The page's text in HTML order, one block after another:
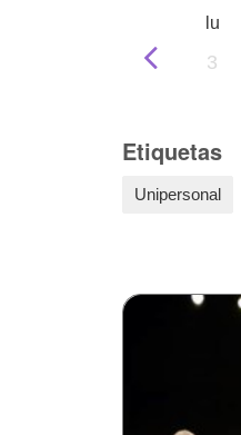
lu
3
Etiquetas
Unipersonal